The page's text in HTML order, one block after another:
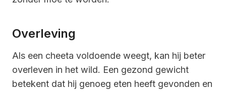
Overleving
Als een cheeta voldoende weegt, kan hij beter
overleven in het wild. Een gezond gewicht
betekent dat hij genoeg eten heeft gevonden en